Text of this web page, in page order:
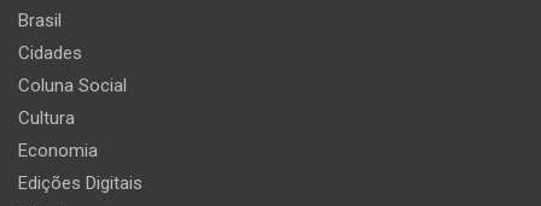
Brasil
Cidades
Coluna Social
Cultura
Economia
Edições Digitais